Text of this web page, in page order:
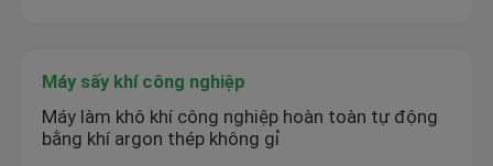
Máy sấy khí công nghiệp
Máy làm khô khí công nghiệp hoàn toàn tự động
bằng khí argon thép không gỉ